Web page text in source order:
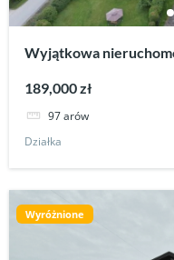
Wyjątkowa
189,000 zł
97 arów
Działka
Wyróżnione